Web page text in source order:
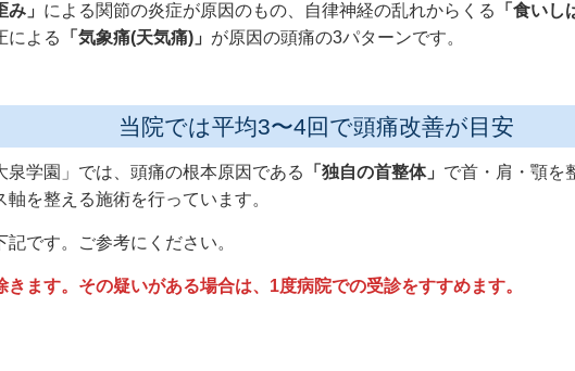
」 による関節の炎症が原因のもの、自律神経の乱れからくる 「食いし
による
「気象痛(天気痛)」 が原因の頭痛の3パターンです。
当院では平均3〜4回で頭痛改善が目安
泉学園」では、頭痛の根本原因である 「独自の首整体」 で首・肩・顎を
を整える施術を行っています。
です。ご参考にください。
ます。その疑いがある場合は、1度病院での受診をすすめます。